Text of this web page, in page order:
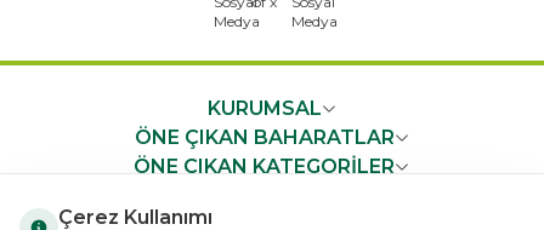
KURUMSAL
ÖNE ÇIKAN BAHARATLAR
ÖNE ÇIKAN KATEGORİLER
HIZLI ERİŞİM
Çerez Kullanımı